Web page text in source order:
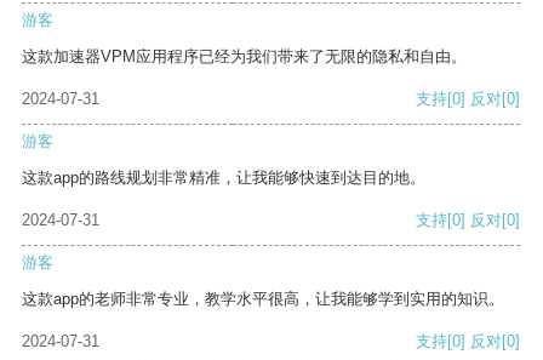
游客
这款加速器VPM应用程序已经为我们带来了无限的隐私和自由。
2024-07-31 支持[0] 反对[0]
游客
这款app的路线规划非常精准，让我能够快速到达目的地。
2024-07-31 支持[0] 反对[0]
游客
这款app的老师非常专业，教学水平很高，让我能够学到实用的知识。
2024-07-31 支持[0] 反对[0]